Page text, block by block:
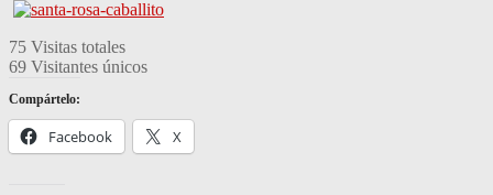
75 Visitas totales
69 Visitantes únicos
Compártelo:
Facebook X